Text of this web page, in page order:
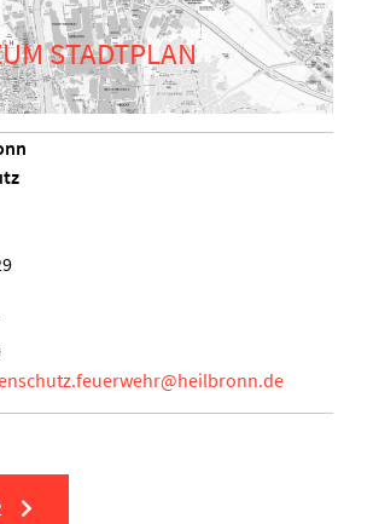
STADTPLAN
@heilbronn.de